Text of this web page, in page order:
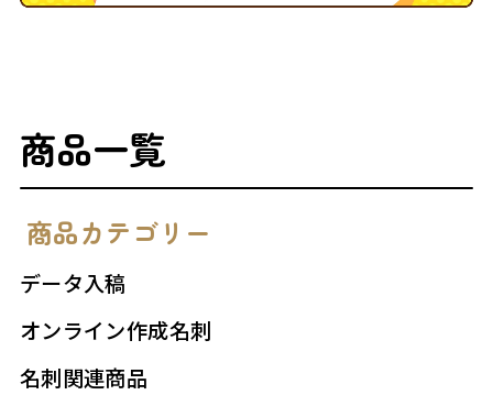
商品一覧
商品カテゴリー
データ入稿
オンライン作成名刺
名刺関連商品